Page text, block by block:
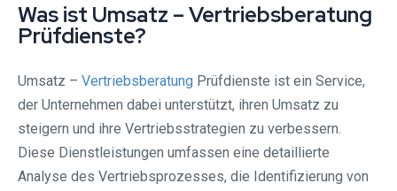
Was ist Umsatz – Vertriebsberatung
Prüfdienste?
Umsatz – Vertriebsberatung Prüfdienste ist ein Service,
der Unternehmen dabei unterstützt, ihren Umsatz zu
steigern und ihre Vertriebsstrategien zu verbessern.
Diese Dienstleistungen umfassen eine detaillierte
Analyse des Vertriebsprozesses, die Identifizierung von